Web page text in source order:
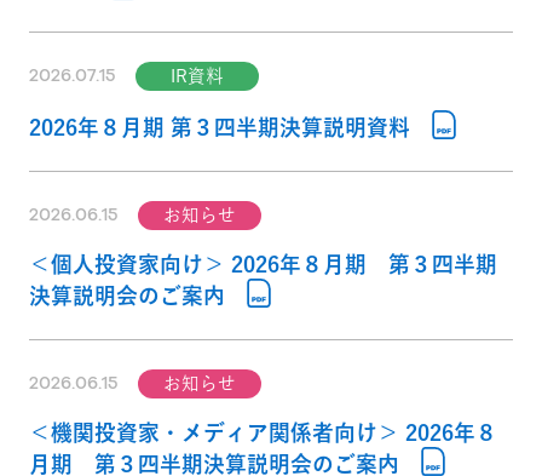
2026.07.15 IR資料
2026年８月期 第３四半期決算説明資料
2026.06.15 お知らせ
＜個人投資家向け＞ 2026年８月期 第３四半期
決算説明会のご案内
2026.06.15 お知らせ
＜機関投資家・メディア関係者向け＞ 2026年８
月期 第３四半期決算説明会のご案内